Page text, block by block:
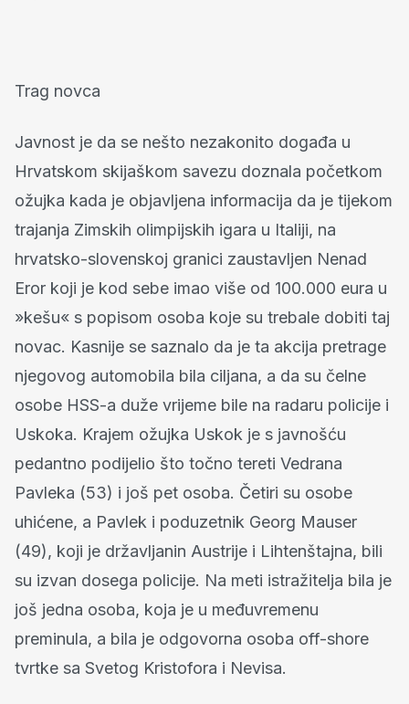
Trag novca
Javnost je da se nešto nezakonito događa u
Hrvatskom skijaškom savezu doznala početkom
ožujka kada je objavljena informacija da je tijekom
trajanja Zimskih olimpijskih igara u Italiji, na
hrvatsko-slovenskoj granici zaustavljen Nenad
Eror koji je kod sebe imao više od 100.000 eura u
»kešu« s popisom osoba koje su trebale dobiti taj
novac. Kasnije se saznalo da je ta akcija pretrage
njegovog automobila bila ciljana, a da su čelne
osobe HSS-a duže vrijeme bile na radaru policije i
Uskoka. Krajem ožujka Uskok je s javnošću
pedantno podijelio što točno tereti Vedrana
Pavleka (53) i još pet osoba. Četiri su osobe
uhićene, a Pavlek i poduzetnik Georg Mauser
(49), koji je državljanin Austrije i Lihtenštajna, bili
su izvan dosega policije. Na meti istražitelja bila je
još jedna osoba, koja je u međuvremenu
preminula, a bila je odgovorna osoba off-shore
tvrtke sa Svetog Kristofora i Nevisa.